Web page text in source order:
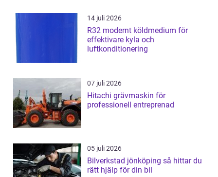
14 juli 2026
R32 modernt köldmedium för
effektivare kyla och
luftkonditionering
07 juli 2026
Hitachi grävmaskin för
professionell entreprenad
05 juli 2026
Bilverkstad jönköping så hittar du
rätt hjälp för din bil